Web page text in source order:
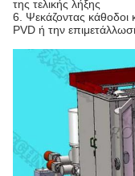
της τελικής λήξης
6. Ψεκάζοντας κάθοδοι
PVD ή την